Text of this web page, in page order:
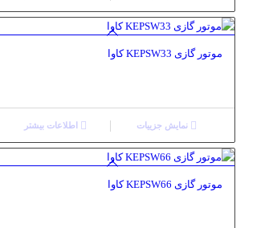
موتور گازی KEPSW33 کاوا
اطلاعات بیشتر نمایش جزییات
موتور گازی KEPSW66 کاوا